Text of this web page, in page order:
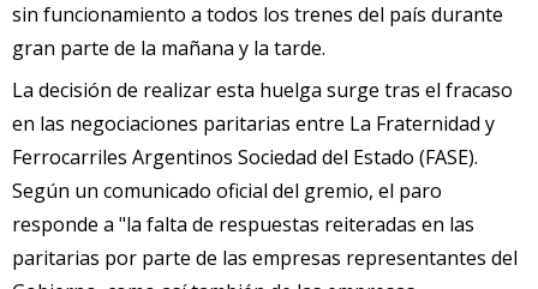
sin funcionamiento a todos los trenes del país durante
gran parte de la mañana y la tarde.
La decisión de realizar esta huelga surge tras el fracaso
en las negociaciones paritarias entre La Fraternidad y
Ferrocarriles Argentinos Sociedad del Estado (FASE).
Según un comunicado oficial del gremio, el paro
responde a "la falta de respuestas reiteradas en las
paritarias por parte de las empresas representantes del